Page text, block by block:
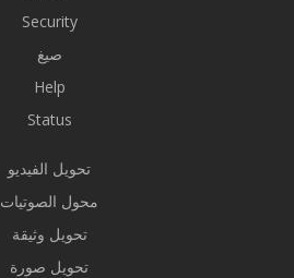
Security
صيغ
Help
Status
تحويل الفيديو
محول الصوتيات
تحويل وثيقة
تحويل صورة